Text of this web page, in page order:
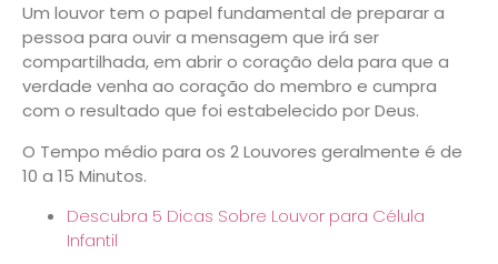
Um louvor tem o papel fundamental de preparar a
pessoa para ouvir a mensagem que irá ser
compartilhada, em abrir o coração dela para que a
verdade venha ao coração do membro e cumpra
com o resultado que foi estabelecido por Deus.
O Tempo médio para os 2 Louvores geralmente é de
10 a 15 Minutos.
Descubra 5 Dicas Sobre Louvor para Célula
Infantil